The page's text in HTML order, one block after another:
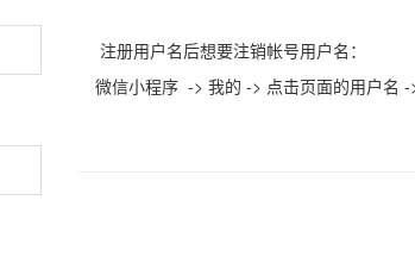
注册用户名后想要注销帐号用户名：
微信小程序 -> 我的 -> 点击页面的用户名